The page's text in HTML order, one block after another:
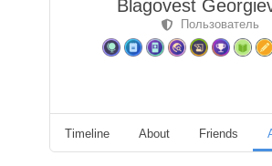
Blagovest
Пользователь
Timeline About Friends